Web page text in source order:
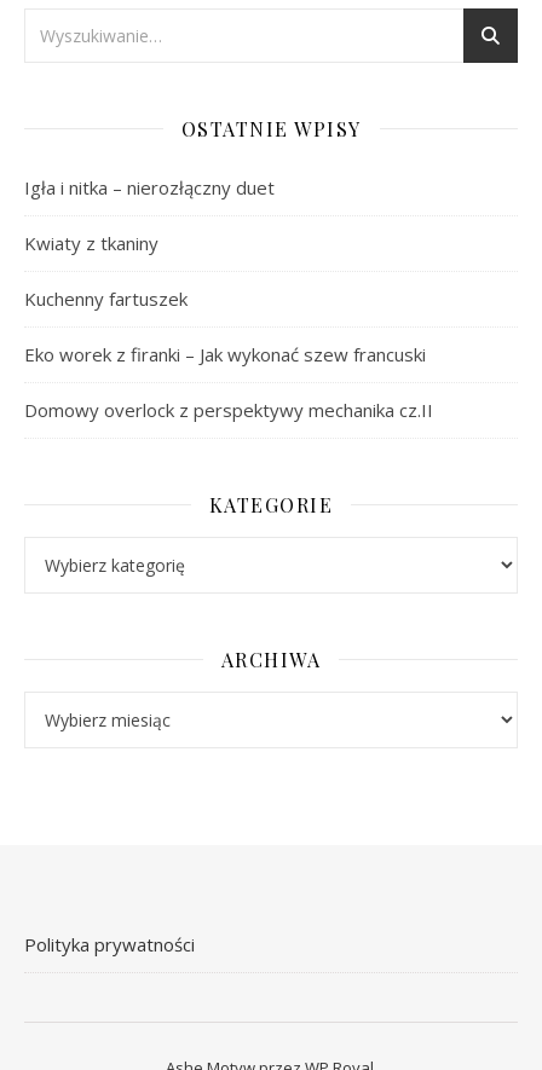
OSTATNIE WPISY
Igła i nitka – nierozłączny duet
Kwiaty z tkaniny
Kuchenny fartuszek
Eko worek z firanki – Jak wykonać szew francuski
Domowy overlock z perspektywy mechanika cz.II
KATEGORIE
ARCHIWA
Polityka prywatności